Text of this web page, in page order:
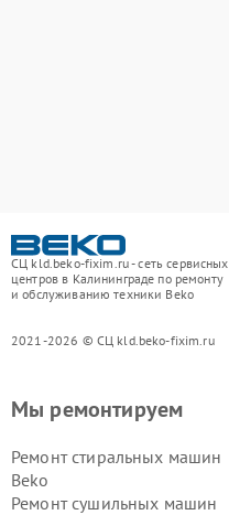
СЦ kld.beko-fixim.ru - сеть сервисных
центров в Калининграде по ремонту
и обслуживанию техники Beko
2021-2026 © СЦ kld.beko-fixim.ru
Мы ремонтируем
Ремонт стиральных машин
Beko
Ремонт сушильных машин